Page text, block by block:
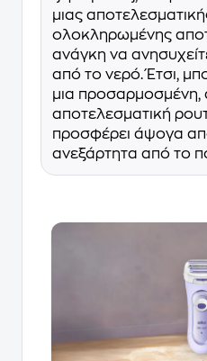
μιας
ολοκληρωμένης
ανάγκη να
από το νερό. Έτσι,
μια προσαρμοσμένη,
αποτελεσματική
προσφέρει άψογα
ανεξάρτητα από το